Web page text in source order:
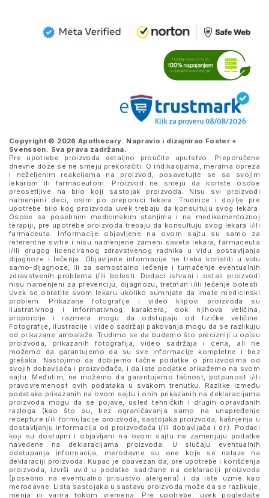
Copyright © 2026 Apothecary. Napravio i dizajnirao Foster +
Svensson. Sva prava zadržana.
Pre upotrebe proizvoda detaljno proučite uputstvo. Preporučene
dnevne doze se ne smeju prekoračiti. O indikacijama, merama opreza
i neželjenim reakcijama na proizvod, posavetujte se sa svojim
lekarom ili farmaceutom. Proizvod ne smeju da koriste osobe
preosetljive na bilo koji sastojak proizvoda. Nisu svi proizvodi
namenjeni deci, osim po preporuci lekara. Trudnice i dojilje pre
upotrebe bilo kog proizvoda uvek trebaju da konsultuju svog lekara.
Osobe sa posebnim medicinskim stanjima i na medikamentoznoj
terapiji, pre upotrebe proizvoda trebaju da konsultuju svog lekara i/ili
farmaceuta. Informacije objavljene na ovom sajtu su samo za
referentne svrhe i nisu namenjene zameni saveta lekara, farmaceuta
i/ili drugog licenciranog zdravstvenog radnika u vidu postavljanja
dijagnoze i lečenja. Objavljene informacije ne treba koristiti u vidu
samo-dijagnoze, ili za samostalno lečenje i tumačenje eventualnih
zdravstvenih problema i/ili bolesti. Dodaci ishrani i ostali proizvodi
nisu namenjeni za prevenciju, dijagnozu, tretman i/ili lečenje bolesti.
Uvek se obratite svom lekaru ukoliko sumnjate da imate medicinski
problem. Prikazane fotografije i video klipovi proizvoda su
ilustrativnog i informativnog karaktera, dok njihova veličina,
proporcije i razmera mogu da odstupaju od fizičke veličine.
Fotografije, ilustracije i video sadržaji pakovanja mogu da se razlikuju
od prikazane ambalaže. Trudimo se da budemo što precizniji u opisu
proizvoda, prikazanih fotografija, video sadržaja i cena, ali ne
možemo da garantujemo da su sve informacije kompletne i bez
grešaka. Nastojimo da dobijemo tačne podatke o proizvodima od
svojih dobavljača i proizvođača, i da iste podatke prikažemo na svom
sajtu. Međutim, ne možemo da garantujemo tačnost, potpunost i/ili
pravovremenost ovih podataka u svakom trenutku. Razlike između
podataka prikazanih na ovom sajtu i onih prikazanih na deklaracijama
proizvoda mogu da se pojave, usled tehničkih i drugih opravdanih
razloga (kao što su, bez ograničavanja samo na unapređenje
recepture i/ili formulacije proizvoda, sastojaka proizvoda, kašnjenja u
dostavljanju informacija od proizvođača i/ili dobavljača i dr.). Podaci
koji su dostupni i objavljeni na ovom sajtu ne zamenjuju podatke
navedene na deklaracijama proizvoda. U slučaju eventualnih
odstupanja informacija, merodavne su one koje se nalaze na
deklaraciji proizvoda. Kupac je obavezan da, pre upotrebe i korišćenja
proizvoda, izvrši uvid u podatke sadržane na deklaraciji proizvoda
(posebno na eventualno prisustvo alergena) i da iste uzme kao
merodavne. Lista sastojaka u sastavu proizvoda može da se razlikuje,
menja ili varira tokom vremena. Pre upotrebe, uvek pogledajte